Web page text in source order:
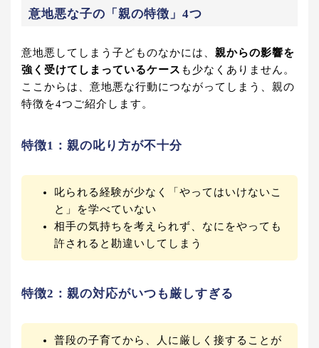
意地悪な子の「親の特徴」4つ
意地悪してしまう子どものなかには、 親からの影響を
強く受けてしまっているケース も少なくありません。
ここからは、意地悪な行動につながってしまう、親の
特徴を4つご紹介します。
特徴1：親の叱り方が不十分
叱られる経験が少なく「やってはいけないこ
と」を学べていない
相手の気持ちを考えられず、なにをやっても
許されると勘違いしてしまう
特徴2：親の対応がいつも厳しすぎる
普段の子育てから、人に厳しく接することが